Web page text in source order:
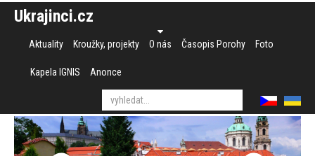
Ukrajinci.cz
Aktuality Kroužky, projekty O nás Časopis Porohy Foto
Kapela IGNIS Anonce